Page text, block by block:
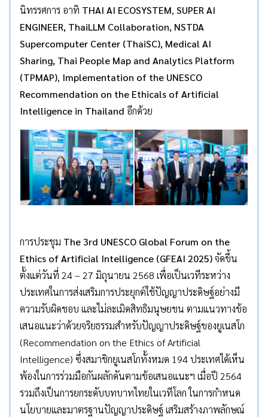
นิทรรศการ อาทิ THAI AI ECOSYSTEM, SUPER AI
ENGINEER, ThaiLLM Collaboration, NSTDA
Supercomputer Center (ThaiSC), Medical AI
Sharing, Thai People Map and Analytics Platform
(TPMAP), Implementation of the UNESCO
Recommendation on the Ethicals of Artificial
Intelligence in Thailand อีกด้วย
การประชุม The 3rd UNESCO Global Forum on the
Ethics of Artificial Intelligence (GFEAI 2025)จัดขึ้น
ตั้งแต่วันที่ 24 – 27 มิถุนายน 2568 เพื่อเป็นเวทีระหว่าง
ประเทศในการส่งเสริมการประยุกต์ใช้ปัญญาประดิษฐ์อย่างมี
ความรับผิดชอบ และไม่ละเมิดสิทธิมนุษยชน ตามแนวทางข้อ
เสนอแนะว่าด้วยจริยธรรมสำหรับปัญญาประดิษฐ์ของยูเนสโก
(Recommendation on the Ethics of Artificial
Intelligence) ซึ่งสมาชิกยูเนสโกทั้งหมด 194 ประเทศได้เห็น
พ้องในการร่วมมือกันผลักดันตามข้อเสนอแนะฯ เมื่อปี 2564
รวมถึงเป็นการยกระดับบทบาทไทยในเวทีโลก ในการกำหนด
นโยบายและมาตรฐานปัญญาประดิษฐ์ เสริมสร้างภาพลักษณ์